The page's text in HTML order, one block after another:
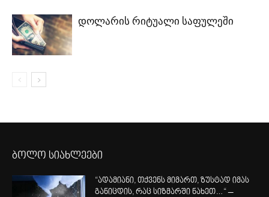
დოლარის რიტუალი საფულეში
ბოლო სიახლეები
“ადამიანი, თქვენს მიმართ, ზუსტად იმას
განიცდის, რაც სიზმარში ნახეთ…“ –